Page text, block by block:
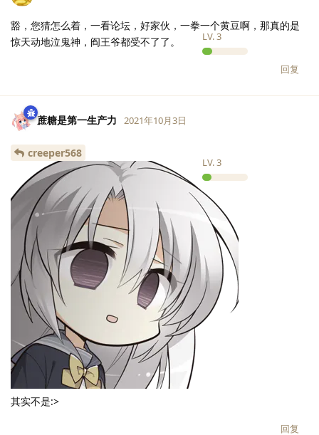
LV.3
豁，您猜怎么着，一看论坛，好家伙，一拳一个黄豆啊，那真的是
惊天动地泣鬼神，阎王爷都受不了了。
回复
蔗糖是第一生产力
LV.3
2021年10月3日
creeper568
其实不是:>
回复